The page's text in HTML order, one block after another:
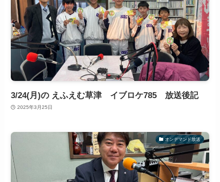
3/24(月)の えふえむ草津 イブロケ785 放送後記
2025年3月25日
オンデマンド放送